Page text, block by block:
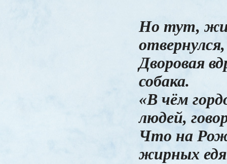
Но тут,
Дворовая
собака.
«В чём
людей,
Что на
жирных